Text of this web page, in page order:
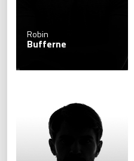
Robin
Bufferne